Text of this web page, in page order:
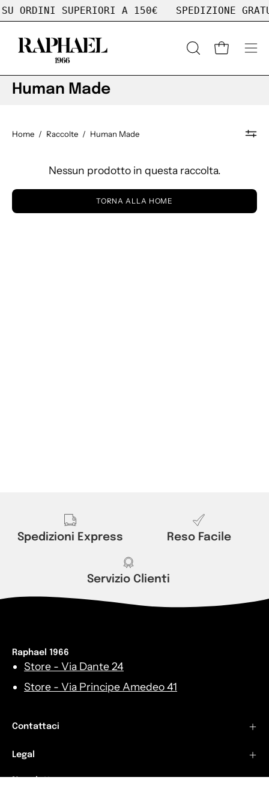
Salta
al
contenuto
ORDINI SUPERIORI A 150€ SPEDIZIONE
APRI
Apri
Human Made
Home / Raccolte / Human Made
Nessun prodotto in questa raccolta.
TORNA ALLA HOME
Spedizioni Express Reso Facile
Servizio Clienti
Raphael 1966
Store - Via Dante 24
Store - Via Principe Amedeo 41
Contattaci
Legal